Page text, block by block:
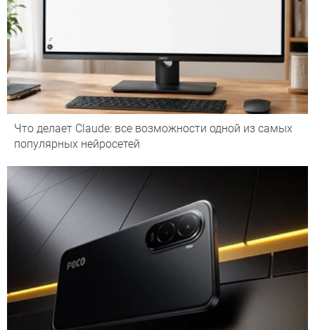
Что делает Сlaude: все возможности одной из самых
популярных нейросетей